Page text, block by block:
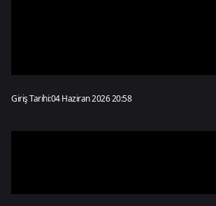
Giriş Tarihi:04 Haziran 2026 20:58